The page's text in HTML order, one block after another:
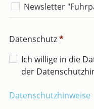
Newsletter
Datenschutz*
Ich willige in die
der
Datenschutzhinweise